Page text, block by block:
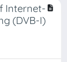
Internet-
(DVB-I)